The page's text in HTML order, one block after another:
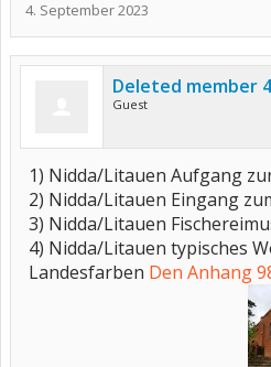
4. September 2023
Deleted member
Guest
1) Nidda/Litauen Aufgang
2) Nidda/Litauen Eingang
3) Nidda/Litauen
4) Nidda/Litauen typisches
Landesfarben Den Anhang